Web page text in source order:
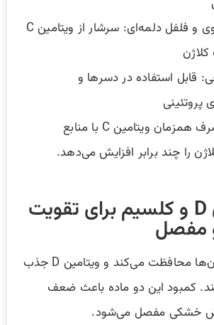
مرکبات، کیوی و فلفل دلمه‌ای: سرشار از ویتامین C
قابل استفاده در دسرها و
پروتئینی
مصرف همزمان ویتامین C با منابع
را چند برابر افزایش می‌دهد.
۵. ویتامین D و کلسیم برای تقویت
مفصل
کلسیم از استخوان‌ها محافظت می‌کند و ویتامین D جذب
کمبود این دو ماده باعث ضعف
خشکی مفصل می‌شود.